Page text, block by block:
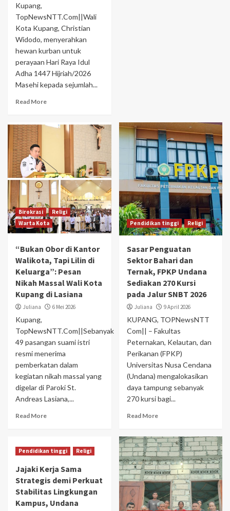
Kupang,
TopNewsNTT.Com||Wali
Kota Kupang, Christian
Widodo, menyerahkan
hewan kurban untuk
perayaan Hari Raya Idul
Adha 1447 Hijriah/2026
Masehi kepada sejumlah...
Read More
Birokrasi
Religi
Warta Kota
“Bukan Obor di Kantor
Walikota, Tapi Lilin di
Keluarga”: Pesan
Nikah Massal Wali Kota
Kupang di Lasiana
Juliana 6 Mei 2026
Kupang,
TopNewsNTT.Com||Sebanyak
49 pasangan suami istri
resmi menerima
pemberkatan dalam
kegiatan nikah massal yang
digelar di Paroki St.
Andreas Lasiana,...
Read More
Pendidikan tinggi Religi
Sasar Penguatan
Sektor Bahari dan
Ternak, FPKP Undana
Sediakan 270 Kursi
pada Jalur SNBT 2026
Juliana 9 April 2026
KUPANG, TOPNewsNTT
Com|| – Fakultas
Peternakan, Kelautan, dan
Perikanan (FPKP)
Universitas Nusa Cendana
(Undana) mengalokasikan
daya tampung sebanyak
270 kursi bagi...
Read More
Pendidikan tinggi Religi
Jajaki Kerja Sama
Strategis demi Perkuat
Stabilitas Lingkungan
Kampus, Undana